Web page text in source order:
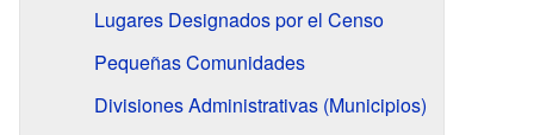
Lugares Designados por el Censo
Pequeñas Comunidades
Divisiones Administrativas (Municipios)